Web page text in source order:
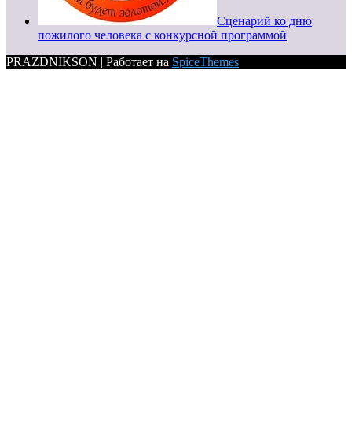
Сценарий ко дню
пожилого человека с конкурсной программой
PRAZDNIKSON | Работает на SpiceThemes